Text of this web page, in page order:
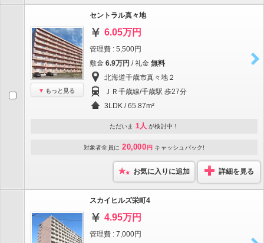
もっと見る
セントラル真々地
6.05万円
管理費 : 5,500円
敷金 6.9万円 / 礼金 無料
北海道千歳市真々地２
ＪＲ千歳線/千歳駅 歩27分
3LDK / 65.87m²
ただいま 1人 が検討中！
対象者全員に 20,000 円 キャッシュバック!
お気に入りに追加 詳細を見る
スカイヒルズ栄町4
4.95万円
管理費 : 7,000円